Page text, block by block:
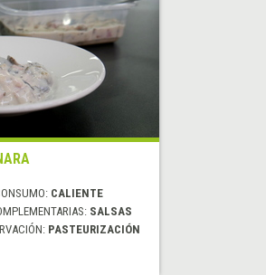
CALIENTE
SALSAS
PASTEURIZACIÓN